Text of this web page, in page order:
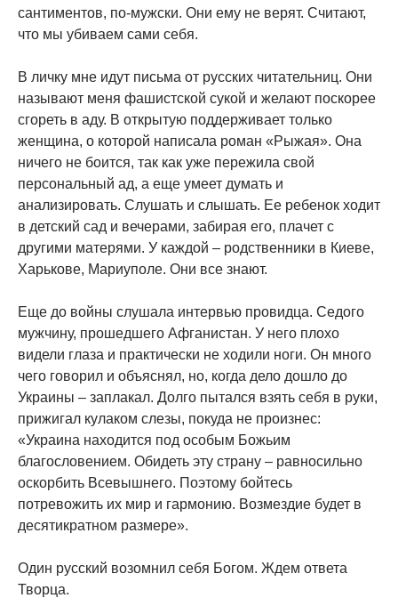
сантиментов, по-мужски. Они ему не верят. Считают,
что мы убиваем сами себя.
В личку мне идут письма от русских читательниц. Они
называют меня фашистской сукой и желают поскорее
сгореть в аду. В открытую поддерживает только
женщина, о которой написала роман «Рыжая». Она
ничего не боится, так как уже пережила свой
персональный ад, а еще умеет думать и
анализировать. Слушать и слышать. Ее ребенок ходит
в детский сад и вечерами, забирая его, плачет с
другими матерями. У каждой – родственники в Киеве,
Харькове, Мариуполе. Они все знают.
Еще до войны слушала интервью провидца. Седого
мужчину, прошедшего Афганистан. У него плохо
видели глаза и практически не ходили ноги. Он много
чего говорил и объяснял, но, когда дело дошло до
Украины – заплакал. Долго пытался взять себя в руки,
прижигал кулаком слезы, покуда не произнес:
«Украина находится под особым Божьим
благословением. Обидеть эту страну – равносильно
оскорбить Всевышнего. Поэтому бойтесь
потревожить их мир и гармонию. Возмездие будет в
десятикратном размере».
Один русский возомнил себя Богом. Ждем ответа
Творца.